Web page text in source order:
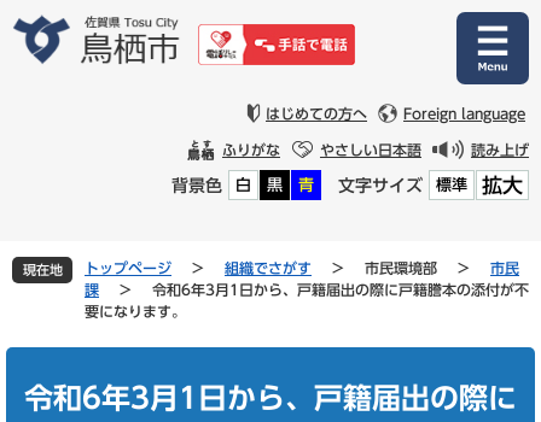
文
はじめての方へ Foreign language
ふりがな やさしい日本語 読み上げ
背景色 白 黒 青 文字サイズ 標準 拡大
現在地 トップページ > 組織でさがす > 市民環境部 >
市民
課
>
令和6年3月1日から、戸籍届出の際に戸籍謄本の添付が不
要になります。
令和6年3月1日から、戸籍届出の際に